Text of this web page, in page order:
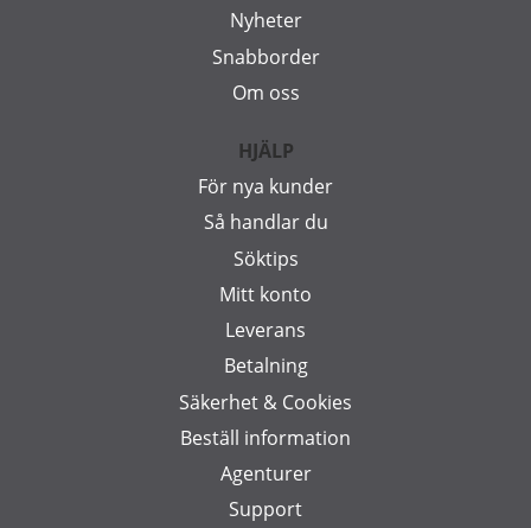
Nyheter
Snabborder
Om oss
HJÄLP
För nya kunder
Så handlar du
Söktips
Mitt konto
Leverans
Betalning
Säkerhet & Cookies
Beställ information
Agenturer
Support